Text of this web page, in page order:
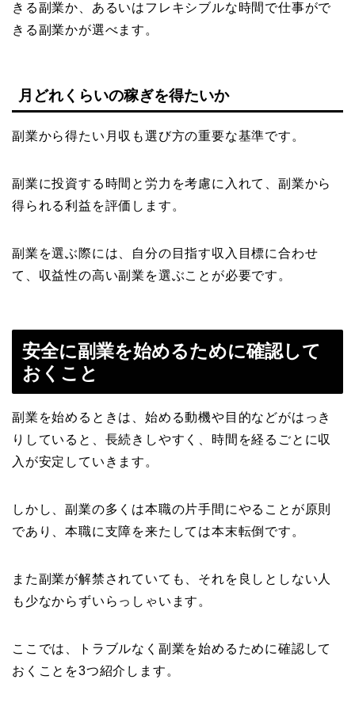
きる副業か、あるいはフレキシブルな時間で仕事がで
きる副業かが選べます。
月どれくらいの稼ぎを得たいか
副業から得たい月収も選び方の重要な基準です。
副業に投資する時間と労力を考慮に入れて、副業から
得られる利益を評価します。
副業を選ぶ際には、自分の目指す収入目標に合わせ
て、収益性の高い副業を選ぶことが必要です。
安全に副業を始めるために確認して
おくこと
副業を始めるときは、始める動機や目的などがはっき
りしていると、長続きしやすく、時間を経るごとに収
入が安定していきます。
しかし、副業の多くは本職の片手間にやることが原則
であり、本職に支障を来たしては本末転倒です。
また副業が解禁されていても、それを良しとしない人
も少なからずいらっしゃいます。
ここでは、トラブルなく副業を始めるために確認して
おくことを3つ紹介します。